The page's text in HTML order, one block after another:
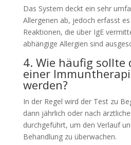
Das System deckt ein sehr
Allergenen ab, jedoch erfasst
Reaktionen, die über IgE
abhängige Allergien sind
4. Wie häufig sollte
einer
werden?
In der Regel wird der Test zu
dann jährlich oder nach
durchgeführt, um den Verlauf
Behandlung zu überwachen.